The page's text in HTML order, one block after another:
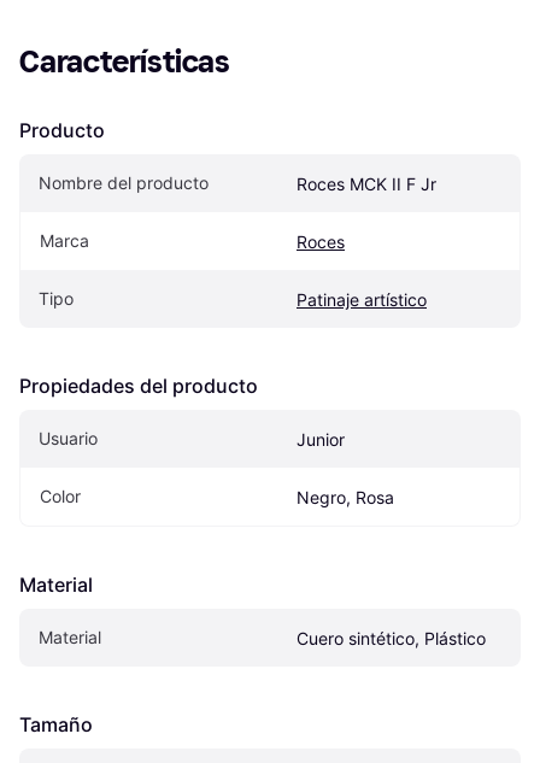
Características
Producto
Nombre del producto Roces MCK II F Jr
Marca Roces
Tipo Patinaje artístico
Propiedades del producto
Usuario Junior
Color Negro, Rosa
Material
Material Cuero sintético, Plástico
Tamaño